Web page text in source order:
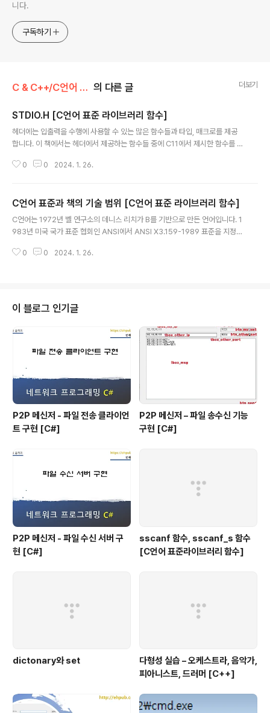
니다.
구독하기
C & C++/C언어 표준 라이브러리 함수 의 다른 글 더보기
STDIO.H [C언어 표준 라이브러리 함수]
헤더에는 입출력을 수행에 사용할 수 있는 많은 함수들과 타입, 매크로를 제공
합니다. 이 책에서는 헤더에서 제공하는 함수들 중에 C11에서 제시한 함수를 포
버플로우 버그를 개발 단계에서 안전하게 구현할 수 있다는 의미에서 기존 함수
개 함수의 원형입니다. void clearerr(FILE * fp); 파일 스트림의 에러 플래그
를 지우는 함수 int fclose(FILE *fp); 파일 스트림을 닫는 함수 int feof(FILE
* fp); 파일 스트림의 끝인지 테스트하는 함..
0 0 2024. 1. 26.
C언어 표준과 책의 기술 범위 [C언어 표준 라이브러리 함수]
C언어는 1972년 벨 연구소의 데니스 리치가 B를 기반으로 만든 언어입니다. 1
983년 미국 국가 표준 협회인 ANSI에서 ANSI X3.159-1989 표준을 지정한
899:1999를 출간하고 2005년에는 ANSI에서도 C99를 표준으로 채택합니
r 형식도 다양한 기호와 숫자 문자, 영어 알파벳은 표현할 수 있지만 한글이나
한자 등을 표현하려면 문자열을 빌려서 표..
0 0 2024. 1. 26.
이 블로그 인기글
P2P 메신저 - 파일 전송 클라이언
트 구현 [C#]
P2P 메신저 – 파일 송수신 기능
구현 [C#]
P2P 메신저 - 파일 수신 서버 구
현 [C#]
sscanf 함수, sscanf_s 함수
[C언어 표준라이브러리 함수]
dictonary와 set
다형성 실습 – 오케스트라, 음악가,
피아니스트, 드러머 [C++]